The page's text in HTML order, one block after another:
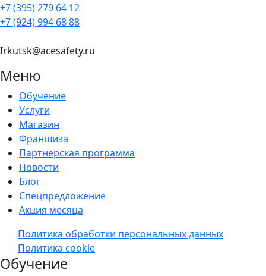
+7 (395) 279 64 12
+7 (924) 994 68 88
Irkutsk@acesafety.ru
Меню
Обучение
Услуги
Магазин
Франшиза
Партнерская программа
Новости
Блог
Спецпредложение
Акция месяца
Политика обработки персональных данных
Политика cookie
Обучение